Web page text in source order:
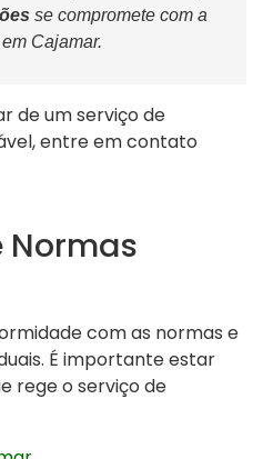
se compromete com a
Cajamar.
de um serviço de
entre em contato
Normas
com as normas e
É importante estar
rege o serviço de